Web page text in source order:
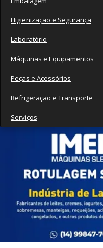
Higienização e Segurança
Laboratório
Máquinas e Equipamentos
Peças e Acessórios
Refrigeração e Transporte
Serviços